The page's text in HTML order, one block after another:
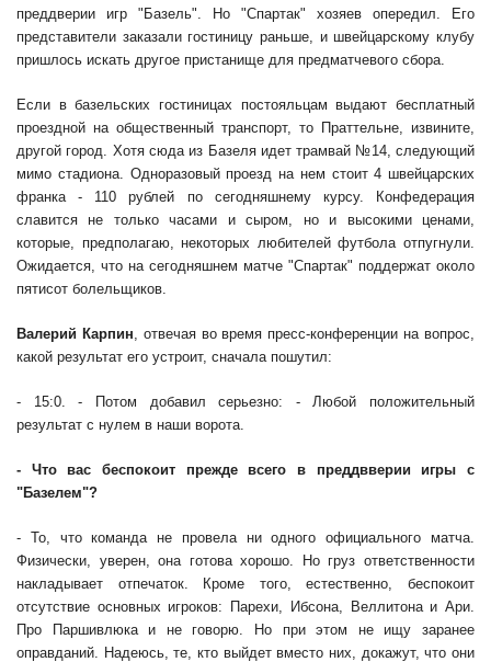
преддверии игр "Базель". Но "Спартак" хозяев опередил. Его
представители заказали гостиницу раньше, и швейцарскому клубу
пришлось искать другое пристанище для предматчевого сбора.
Если в базельских гостиницах постояльцам выдают бесплатный
проездной на общественный транспорт, то Праттельне, извините,
другой город. Хотя сюда из Базеля идет трамвай №14, следующий
мимо стадиона. Одноразовый проезд на нем стоит 4 швейцарских
франка - 110 рублей по сегодняшнему курсу. Конфедерация
славится не только часами и сыром, но и высокими ценами,
которые, предполагаю, некоторых любителей футбола отпугнули.
Ожидается, что на сегодняшнем матче "Спартак" поддержат около
пятисот болельщиков.
Валерий Карпин, отвечая во время пресс-конференции на вопрос,
какой результат его устроит, сначала пошутил:
- 15:0. - Потом добавил серьезно: - Любой положительный
результат с нулем в наши ворота.
- Что вас беспокоит прежде всего в преддвверии игры с
"Базелем"?
- То, что команда не провела ни одного официального матча.
Физически, уверен, она готова хорошо. Но груз ответственности
накладывает отпечаток. Кроме того, естественно, беспокоит
отсутствие основных игроков: Парехи, Ибсона, Веллитона и Ари.
Про Паршивлюка и не говорю. Но при этом не ищу заранее
оправданий. Надеюсь, те, кто выйдет вместо них, докажут, что они